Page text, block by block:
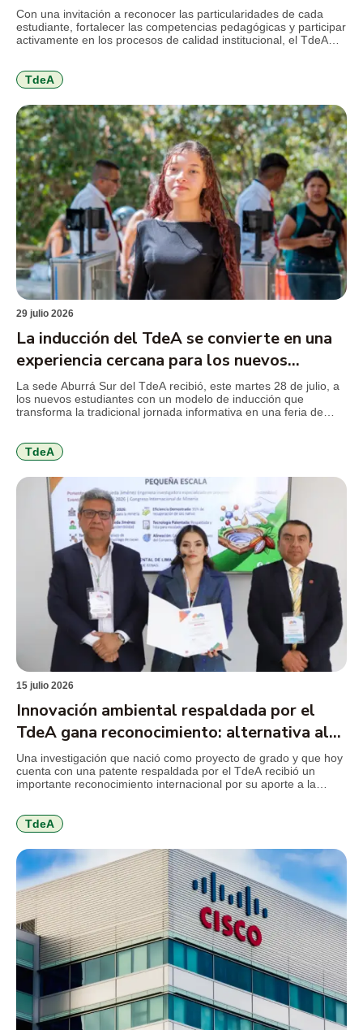
Con una invitación a reconocer las particularidades de cada
estudiante, fortalecer las competencias pedagógicas y participar
activamente en los procesos de calidad institucional, el TdeA
docentes nuevos y antiguos alrededor de los principales retos
que plantea […]
TdeA
29 julio 2026
La inducción del TdeA se convierte en una
experiencia cercana para los nuevos
estudiantes
La sede Aburrá Sur del TdeA recibió, este martes 28 de julio, a
los nuevos estudiantes con un modelo de inducción que
transforma la tradicional jornada informativa en una feria de
programas y beneficios que encontrarán durante […]
TdeA
15 julio 2026
Innovación ambiental respaldada por el
TdeA gana reconocimiento: alternativa al
mercurio en la minería
Una investigación que nació como proyecto de grado y que hoy
cuenta con una patente respaldada por el TdeA recibió un
importante reconocimiento internacional por su aporte a la
elaborado a partir de la cáscara de cacao, una […]
TdeA